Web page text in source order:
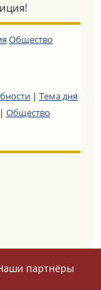
Общество
| Тема дня
Общество
партнёры